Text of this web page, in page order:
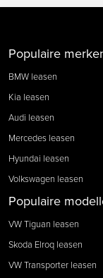
Populaire
BMW leasen
Kia leasen
Audi leasen
Mercedes leasen
Hyundai leasen
Volkswagen leasen
Populaire
VW Tiguan leasen
Skoda Elroq leasen
VW Transporter leasen